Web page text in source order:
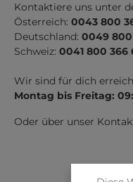
Kontaktiere uns unter
Österreich: 0043 800
Deutschland: 0049 800
Schweiz: 0041 800 366
Wir sind für dich
Montag bis Freitag:
Oder über unser